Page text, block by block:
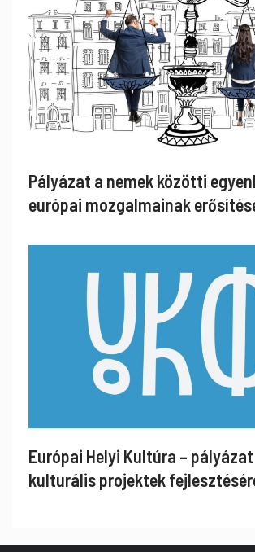
Pályázat a nemek közötti
európai mozgalmainak
Európai Helyi Kultúra –
kulturális projektek